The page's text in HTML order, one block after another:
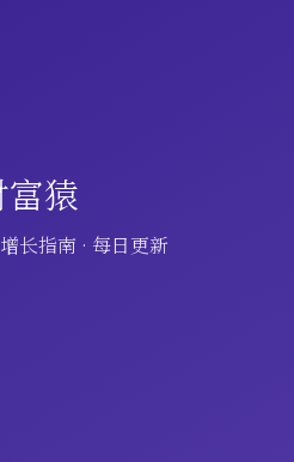
富猿
长指南 · 每日更新